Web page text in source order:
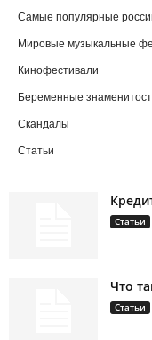
Самые популярные
Мировые музыкальные
Кинофестивали
Беременные
Скандалы
Статьи
Статьи
Что
Статьи